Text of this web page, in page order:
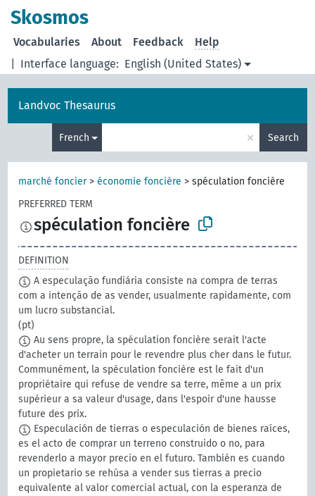
Skosmos
Interface language: English (United States)
Vocabularies About Feedback Help
Landvoc Thesaurus
French × Search
marché foncier>économie foncière >spéculation foncière
PREFERRED TERM
spéculation foncière
DEFINITION
A especulação fundiária consiste na compra de terras
com a intenção de as vender, usualmente rapidamente, com
um lucro substancial.
(pt)
Au sens propre, la spéculation foncière serait l'acte
d'acheter un terrain pour le revendre plus cher dans le futur.
Communément, la spéculation foncière est le fait d'un
propriétaire qui refuse de vendre sa terre, même a un prix
supérieur a sa valeur d'usage, dans l'espoir d'une hausse
future des prix.
Especulación de tierras o especulación de bienes raíces,
es el acto de comprar un terreno construido o no, para
revenderlo a mayor precio en el futuro. También es cuando
un propietario se rehúsa a vender sus tierras a precio
equivalente al valor comercial actual, con la esperanza de